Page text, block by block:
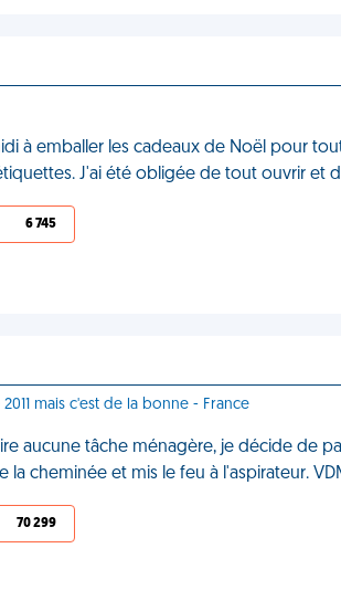
à emballer les cadeaux de Noël pour
J'ai été obligée de tout ouvrir et
6 745
mais c'est de la bonne - France
aucune tâche ménagère, je décide de
la cheminée et mis le feu à l'aspirateur.
70 299